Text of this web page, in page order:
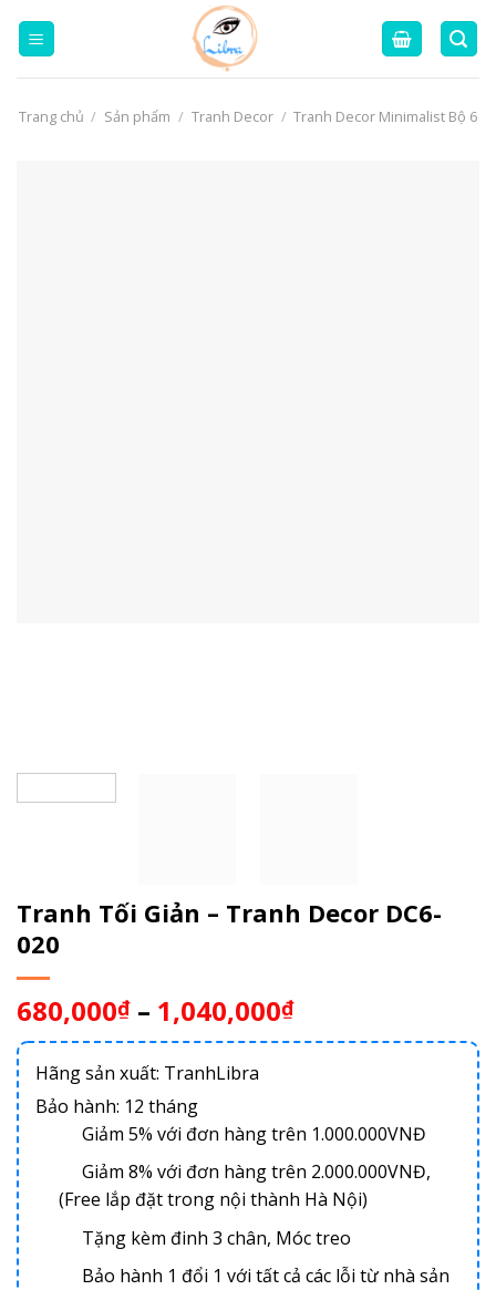
Trang chủ / Sản phẩm / Tranh Decor / Tranh Decor Minimalist Bộ 6
Tranh Tối Giản – Tranh Decor DC6-
020
680,000₫ – 1,040,000₫
Hãng sản xuất: TranhLibra
Bảo hành: 12 tháng
Giảm 5% với đơn hàng trên 1.000.000VNĐ
Giảm 8% với đơn hàng trên 2.000.000VNĐ,
(Free lắp đặt trong nội thành Hà Nội)
Tặng kèm đinh 3 chân, Móc treo
Bảo hành 1 đổi 1 với tất cả các lỗi từ nhà sản